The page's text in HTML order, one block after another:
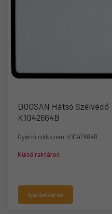
DOOSAN Hátsó Szélvédő
K1042664B
Gyártó cikkszám: K1042664B
Külső raktáron
Ajánlatkérés